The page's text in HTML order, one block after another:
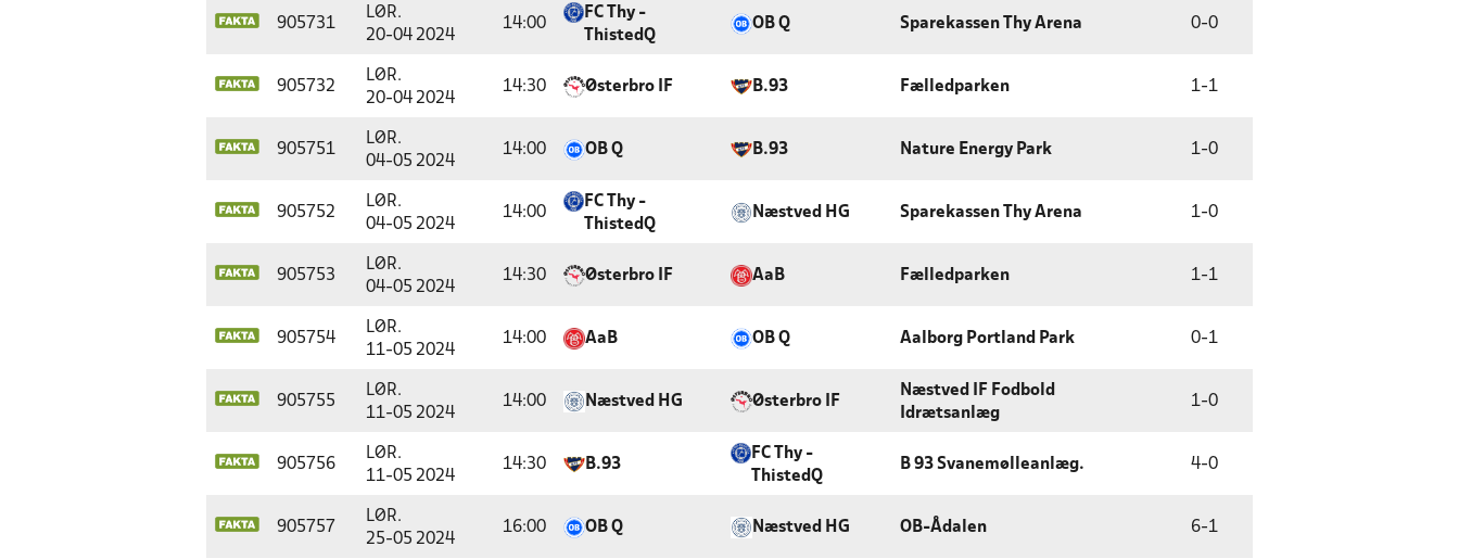
905731
LØR.
20-04 2024
14:00
FC Thy -
ThistedQ
OB Q Sparekassen Thy Arena 0-0
905732
LØR.
20-04 2024
14:30 Østerbro IF B.93 Fælledparken 1-1
905751
LØR.
04-05 2024
14:00 OB Q B.93 Nature Energy Park 1-0
905752
LØR.
04-05 2024
14:00
FC Thy -
ThistedQ
Næstved HG Sparekassen Thy Arena 1-0
905753
LØR.
04-05 2024
14:30 Østerbro IF AaB Fælledparken 1-1
905754
LØR.
11-05 2024
14:00 AaB OB Q Aalborg Portland Park 0-1
905755
LØR.
11-05 2024
14:00 Næstved HG Østerbro IF
Næstved IF Fodbold
Idrætsanlæg
1-0
905756
LØR.
11-05 2024
14:30 B.93
FC Thy -
ThistedQ
B 93 Svanemølleanlæg. 4-0
905757
LØR.
25-05 2024
16:00 OB Q Næstved HG OB-Ådalen 6-1